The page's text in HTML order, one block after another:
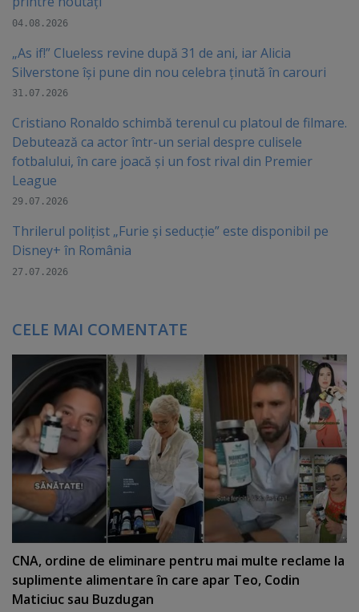
04.08.2026
„As if!” Clueless revine după 31 de ani, iar Alicia
Silverstone își pune din nou celebra ținută în carouri
31.07.2026
Cristiano Ronaldo schimbă terenul cu platoul de filmare.
Debutează ca actor într-un serial despre culisele
fotbalului, în care joacă şi un fost rival din Premier
League
29.07.2026
Thrilerul polițist „Furie și seducție” este disponibil pe
Disney+ în România
27.07.2026
CELE MAI COMENTATE
CNA, ordine de eliminare pentru mai multe reclame la
suplimente alimentare în care apar Teo, Codin
Maticiuc sau Buzdugan